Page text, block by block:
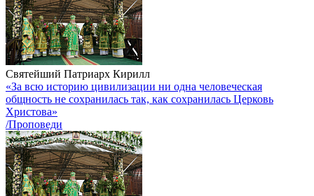
Святейший Патриарх Кирилл
«За всю историю цивилизации ни одна человеческая
общность не сохранилась так, как сохранилась Церковь
Христова»
/Проповеди